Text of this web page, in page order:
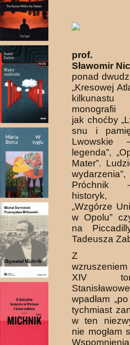
prof.
Sławomir
ponad
„Kresowej
monografii
jak choćby
snu i
legenda”,
Mater”.
Próchnik
historyk,
„Wzgórze
w Opolu”
na
Tadeusza
Z
wzruszeniem
XIV
wpadłam
tychmiast
w ten
nie mogłam